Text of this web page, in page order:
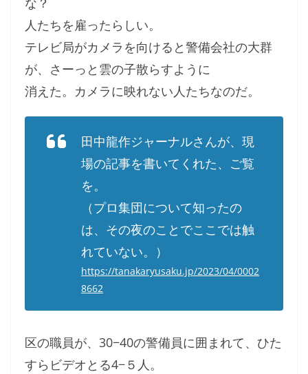
人たちを雇ったらしい。
テレビ局がカメラを向けると警備会社の大群
が、さーっと雲の子散らすように
消えた。カメラに映れない人たちなのだ。
田中龍作ジャーナルさんが、現
場の記事を書いてくれた、ご覧
を。
（プロ集団について知ったの
は、その夜のことでここでは触
れていない。）
https://tanakaryusaku.jp/2023/04/0002
8662
区の職員が、30−40の警備員に囲まれて、ひた
すらビデオとる4−５人。